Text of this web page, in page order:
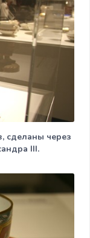
сделаны через
III.